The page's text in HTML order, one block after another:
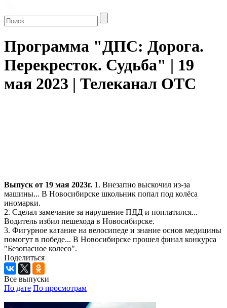
Программа "ДПС: Дорога.
Перекресток. Судьба" | 19
мая 2023 | Телеканал ОТС
Выпуск от 19 мая 2023г. 1. Внезапно выскочил из-за
машины... В Новосибирске школьник попал под колёса
иномарки.
2. Сделал замечание за нарушение ПДД и поплатился...
Водитель избил пешехода в Новосибирске.
3. Фигурное катание на велосипеде и знание основ медицины
помогут в победе... В Новосибирске прошел финал конкурса
"Безопасное колесо".
Поделиться
Все выпуски
По дате По просмотрам